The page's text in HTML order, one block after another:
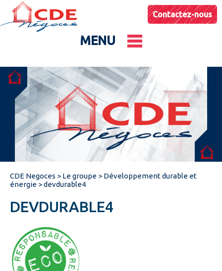
Contactez-nous
MENU
Le groupe
Nos entités
Conseils & Astuces
Actualités
Catalogues produits
Espace pro
CDE Negoces > Le groupe > Développement durable et
énergie >devdurable4
DEVDURABLE4